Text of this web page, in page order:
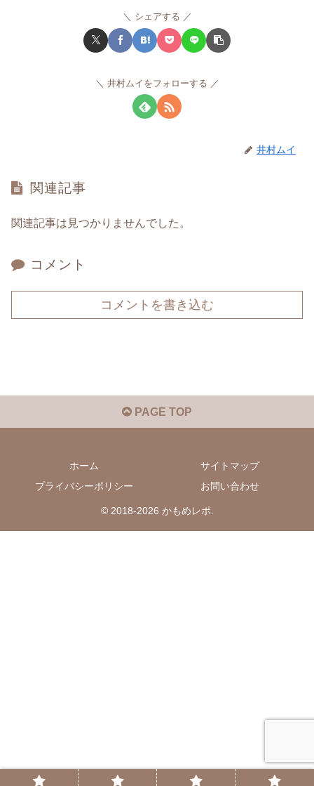
シェアする
井村ムイをフォローする
井村ムイ
関連記事
関連記事は見つかりませんでした。
コメント
コメントを書き込む
PAGE TOP
ホーム
サイトマップ
プライバシーポリシー
お問い合わせ
© 2018-2026 かもめレポ.